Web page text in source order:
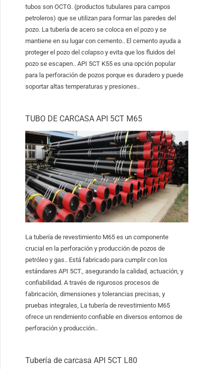
tubos son OCTG. (productos tubulares para campos
petroleros) que se utilizan para formar las paredes del
pozo. La tubería de acero se coloca en el pozo y se
mantiene en su lugar con cemento.. El cemento ayuda a
proteger el pozo del colapso y evita que los fluidos del
pozo se escapen.. API 5CT K55 es una opción popular
para la perforación de pozos porque es duradero y puede
soportar altas temperaturas y presiones..
TUBO DE CARCASA API 5CT M65
La tubería de revestimiento M65 es un componente
crucial en la perforación y producción de pozos de
petróleo y gas.. Está fabricado para cumplir con los
estándares API 5CT., asegurando la calidad, actuación, y
confiabilidad. A través de rigurosos procesos de
fabricación, dimensiones y tolerancias precisas, y
pruebas integrales, La tubería de revestimiento M65
ofrece un rendimiento confiable en diversos entornos de
perforación y producción..
Tubería de carcasa API 5CT L80